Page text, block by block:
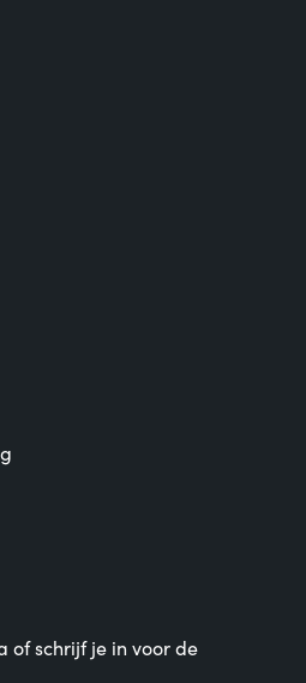
of schrijf je in voor de